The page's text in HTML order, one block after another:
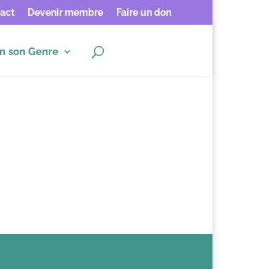
Devenir membre Faire un don
son Genre